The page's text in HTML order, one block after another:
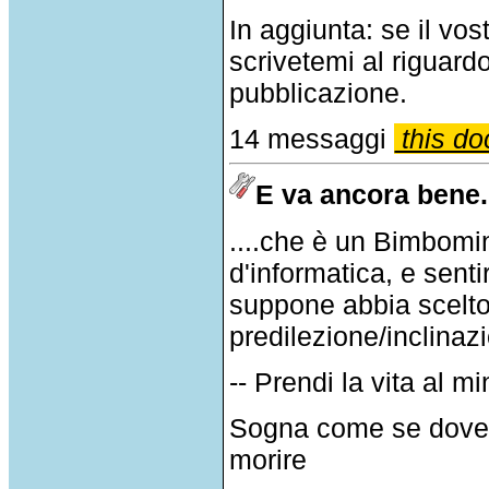
In aggiunta: se il
scrivetemi al
pubblicazione.
14 messaggi
this
E va ancora
....che è un
d'informatica, e
suppone abbia
predilezione/
-- Prendi la vita al
Sogna come se
morire